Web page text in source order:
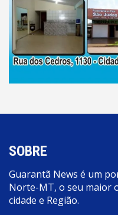
SOBRE
Guarantã News é um
Norte-MT, o seu maior
cidade e Região.